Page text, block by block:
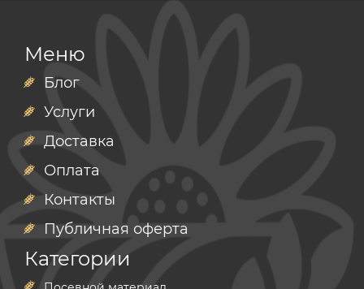
Меню
Блог
Услуги
Доставка
Оплата
Контакты
Публичная оферта
Категории